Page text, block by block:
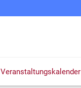
Veranstaltungskalender